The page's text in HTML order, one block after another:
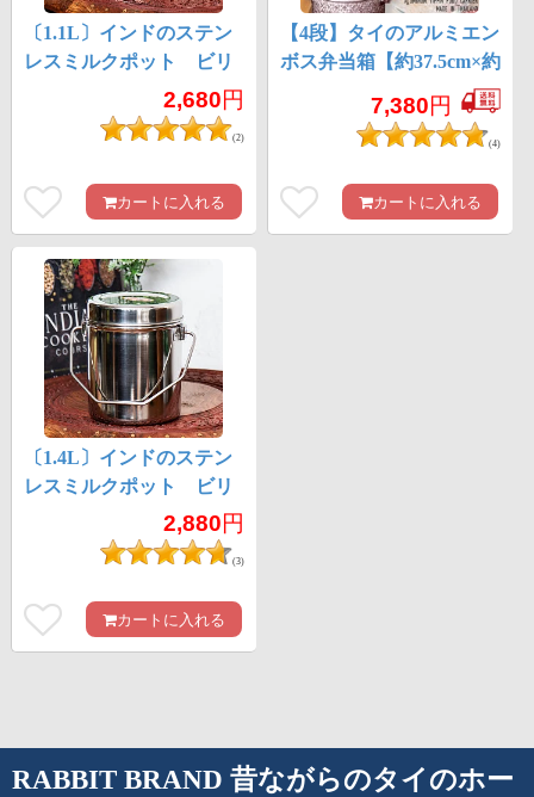
〔1.1L〕インドのステン
レスミルクポット ビリ
ー缶 ブッシュクラフ
ト 焚き火とキャンプの
直火調理にも
2,680円
(2)
カートに入れる
【4段】タイのアルミエン
ボス弁当箱【約37.5cm×約
7,380円
(4)
カートに入れる
〔1.4L〕インドのステン
レスミルクポット ビリ
ー缶 ブッシュクラフ
ト 焚き火とキャンプの
2,880円
(3)
カートに入れる
RABBIT BRAND 昔ながらのタイのホー